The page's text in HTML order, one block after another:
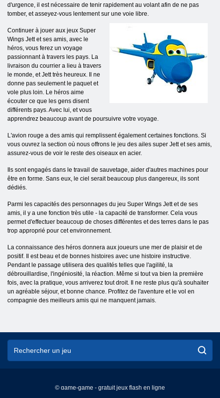
d'urgence, il est nécessaire de tenir rapidement au volant afin de ne pas
tomber, et asseyez-vous lentement sur une voie libre.
Continuer à jouer aux jeux Super
Wings Jett et ses amis, avec le
héros, vous ferez un voyage
passionnant à travers les pays. La
livraison du courrier a lieu à travers
le monde, et Jett très heureux. Il ne
donne pas seulement le paquet et
vole plus loin. Le héros aime
écouter ce que les gens disent
différents pays. Avec lui, et vous
apprendrez beaucoup avant de poursuivre votre voyage.
L'avion rouge a des amis qui remplissent également certaines fonctions. Si
vous ouvrez la section où nous offrons le jeu des ailes super Jett et ses amis,
assurez-vous de voir le reste des oiseaux en acier.
Ils sont engagés dans le travail de sauvetage, aider d'autres machines pour
être en forme. Sans eux, le ciel serait beaucoup plus dangereux, ils sont
dédiés.
Parmi les capacités des personnages du jeu Super Wings Jett et de ses
amis, il y a une fonction très utile - la capacité de transformer. Cela vous
permet d'effectuer beaucoup de choses différentes et des terres dans le pas
trop approprié pour cet environnement.
La connaissance des héros donnera aux joueurs une mer de plaisir et de
positif. Il est beau et de bonnes histoires avec une histoire instructive.
Pendant le passage utilisera des qualités telles que l'agilité, la
débrouillardise, l'ingéniosité, la réaction. Même si tout va bien la première
fois, avec la pratique, vous arriverez tout droit. Il ne reste plus qu'à souhaiter
un agréable séjour, et bonne chance. Profitez de l'aventure et le vol en
compagnie des meilleurs amis qui ne manquent jamais.
© game-game - gratuit jeux flash en ligne